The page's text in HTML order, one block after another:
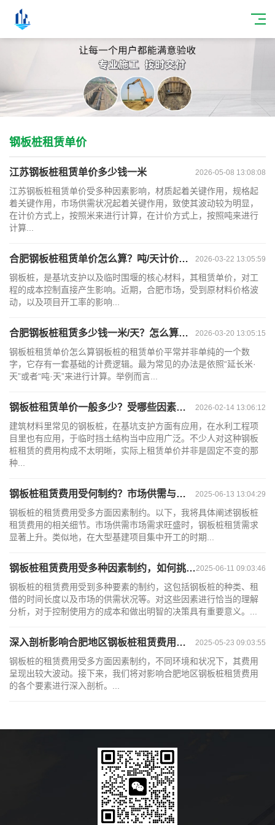
钢板桩租赁单价
2026-05-08 13:08:08
江苏钢板桩租赁单价多少钱一米
江苏钢板桩租赁单价受多种因素影响，材质起着关键作用，规格起
着关键作用，市场供需状况起着关键作用，致使其波动较为明显，
在计价方式上，按照米来进行计算，在计价方式上，按照吨来进行
计算...
2026-03-22 13:05:59
合肥钢板桩租赁单价怎么算？吨/天计价别漏了运费
钢板桩，是基坑支护以及临时围堰的核心材料，其租赁单价，对工
程的成本控制直接产生影响。近期，合肥市场，受到原材料价格波
动，以及项目开工率的影响...
2026-03-20 13:05:15
合肥钢板桩租赁多少钱一米/天？怎么算运费？
钢板桩租赁单价怎么算钢板桩的租赁单价平常并非单纯的一个数
字，它存有一套基础的计费逻辑。最为常见的办法是依照“延长米·
天”或者“吨·天”来进行计算。举例而言...
2026-02-14 13:06:12
钢板桩租赁单价一般多少？受哪些因素影响
建筑材料里常见的钢板桩，在基坑支护方面有应用，在水利工程项
目里也有应用，于临时挡土结构当中应用广泛。不少人对这种钢板
桩租赁的费用构成不太明晰，实际上租赁单价并非是固定不变的那
种...
2025-06-13 13:04:29
钢板桩租赁费用受何制约？市场供需与租赁时长影响几何？
钢板桩的租赁费用受多方面因素制约。以下，我将具体阐述钢板桩
租赁费用的相关细节。市场供需市场需求旺盛时，钢板桩租赁需求
显著上升。类似地，在大型基建项目集中开工的时期...
2025-06-11 09:03:46
钢板桩租赁费用受多种因素制约，如何挑选恰当规格？
钢板桩的租赁费用受到多种要素的制约，这包括钢板桩的种类、租
借的时间长度以及市场的供需状况等。对这些因素进行恰当的理解
分析，对于控制使用方的成本和做出明智的决策具有重要意义。...
2025-05-23 09:03:55
深入剖析影响合肥地区钢板桩租赁费用的多方面因素
钢板桩的租赁费用受多方面因素制约，不同环境和状况下，其费用
呈现出较大波动。接下来，我们将对影响合肥地区钢板桩租赁费用
的各个要素进行深入剖析。...